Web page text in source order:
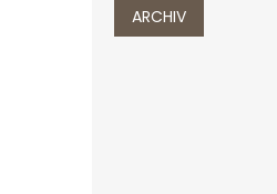
ARCHIV